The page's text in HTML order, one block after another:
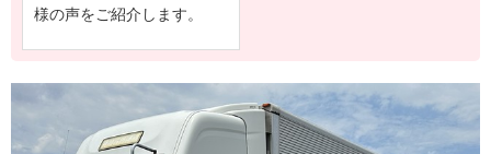
様の声をご紹介します。